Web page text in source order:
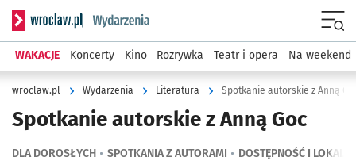
Serwis informacyjny wroclaw.pl podserwis: Wydarzenia
WAKACJE Koncerty Kino Rozrywka Teatr i opera Na weekend
wroclaw.pl Wydarzenia Literatura Spotkanie autorskie z Anną
Spotkanie autorskie z Anną Goc
DLA DOROSŁYCH SPOTKANIA Z AUTORAMI DOSTĘPNOŚĆ I